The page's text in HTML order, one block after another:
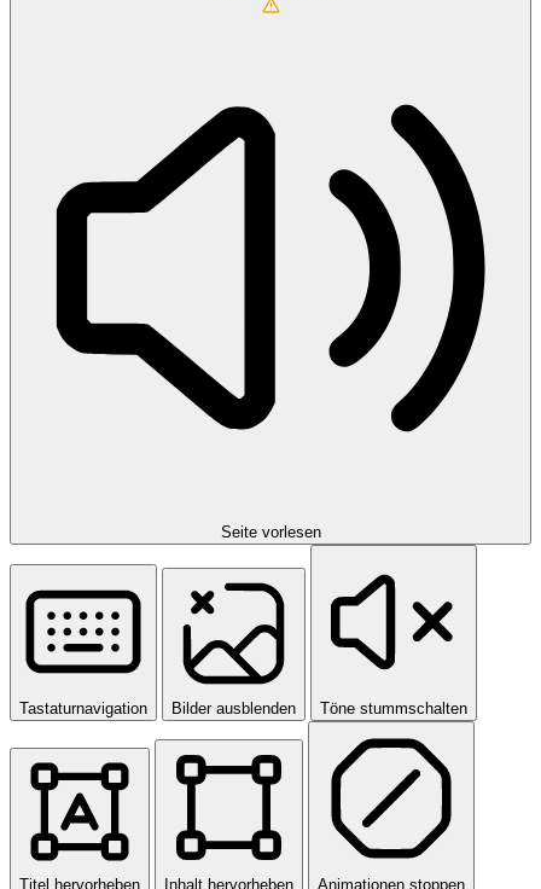
Seite vorlesen
Tastaturnavigation Bilder ausblenden Töne stummschalten
Titel hervorheben Inhalt hervorheben Animationen stoppen